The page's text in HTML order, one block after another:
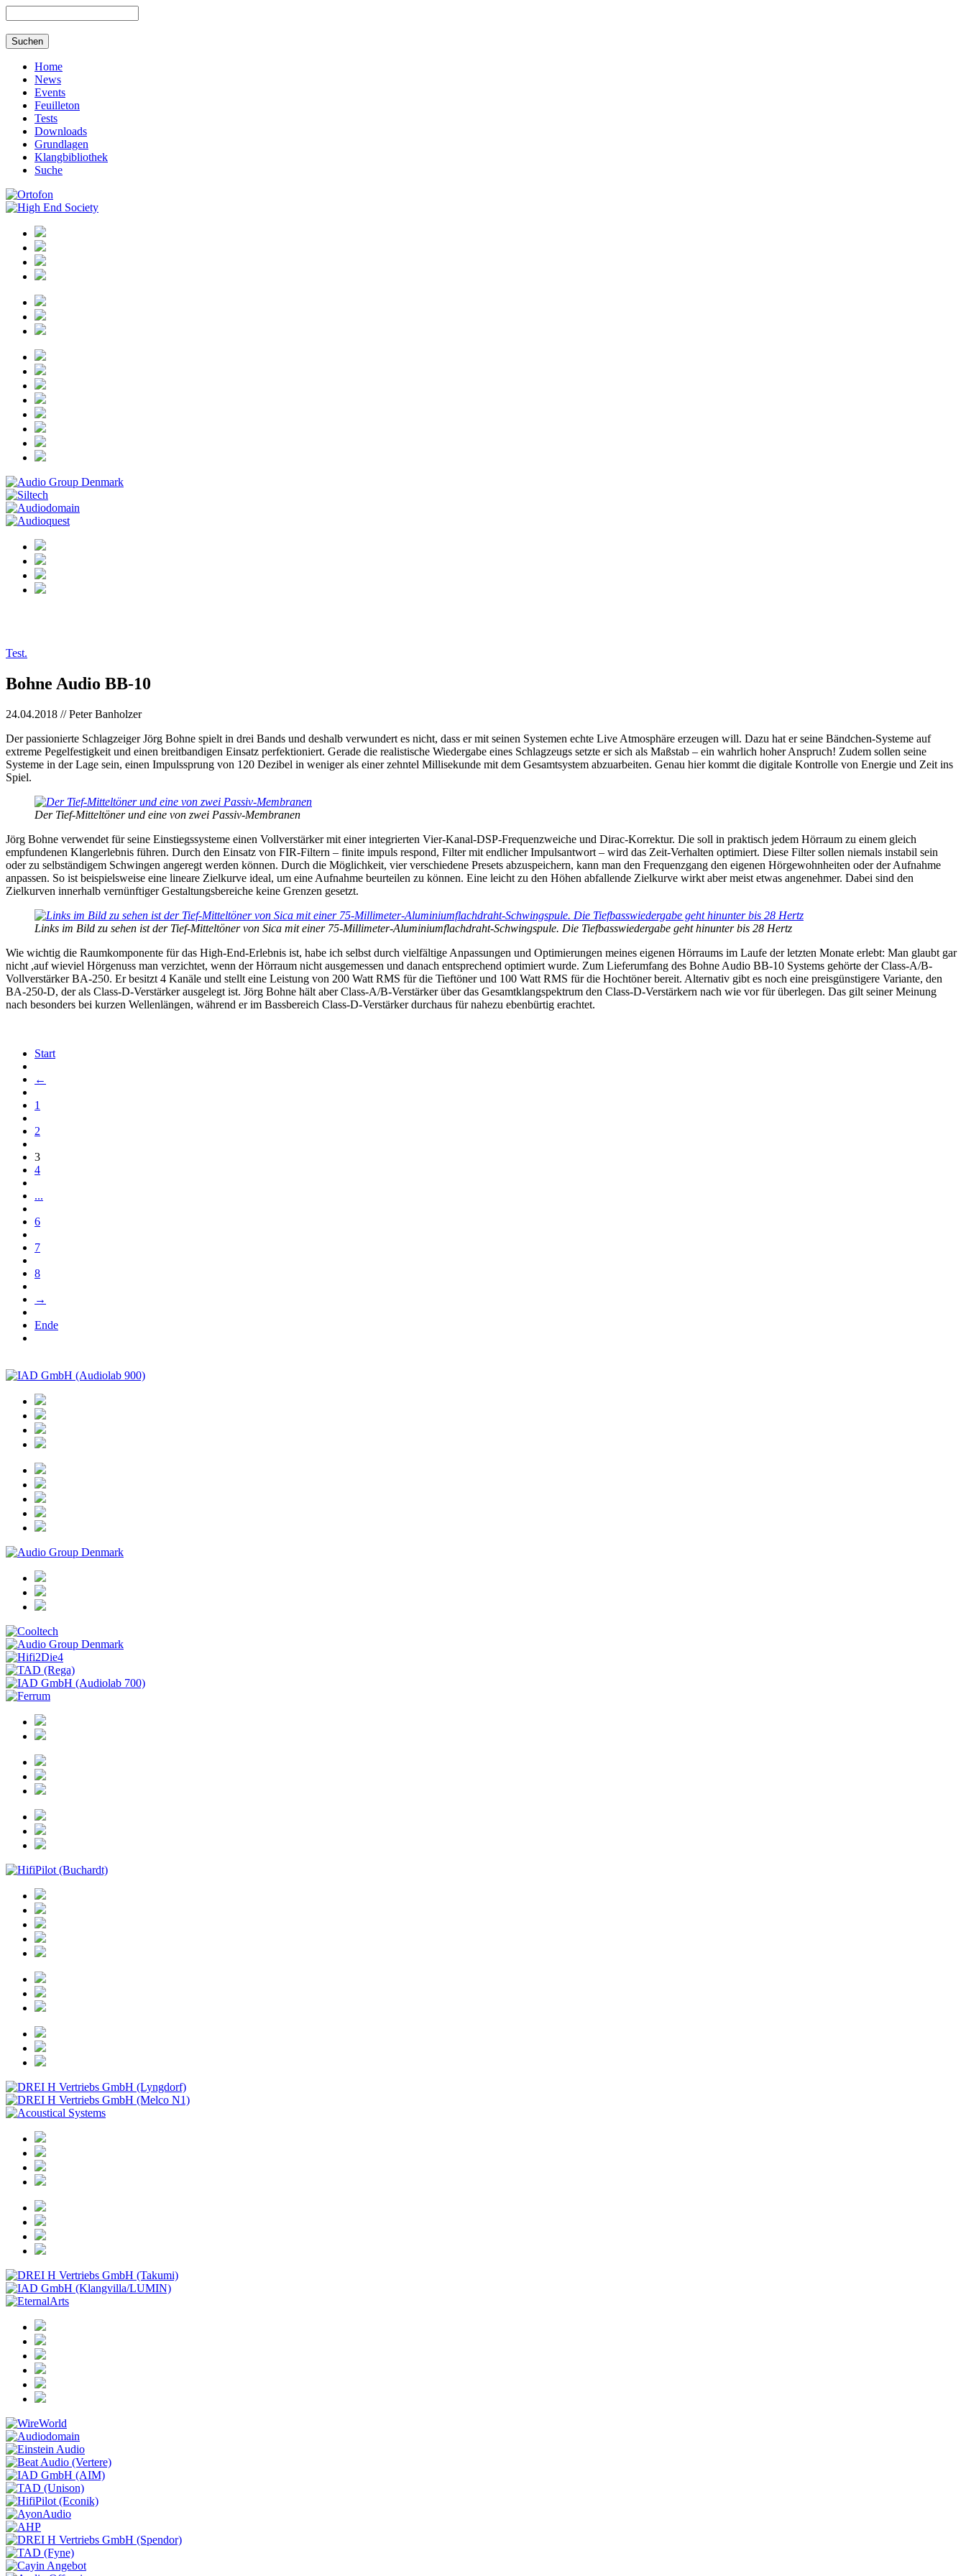
Home
News
Events
Feuilleton
Tests
Downloads
Grundlagen
Klangbibliothek
Suche
Test.
Bohne Audio BB-10
24.04.2018 // Peter Banholzer
Der passionierte Schlagzeiger Jörg Bohne spielt in drei Bands und deshalb verwundert es nicht, dass er mit seinen Systemen echte Live Atmosphäre erzeugen will. Dazu hat er seine Bändchen-Systeme auf
extreme Pegelfestigkeit und einen breitbandigen Einsatz perfektioniert. Gerade die realistische Wiedergabe eines Schlagzeugs setzte er sich als Maßstab – ein wahrlich hoher Anspruch! Zudem sollen seine
Systeme in der Lage sein, einen Impulssprung von 120 Dezibel in weniger als einer zehntel Millisekunde mit dem Gesamtsystem abzuarbeiten. Genau hier kommt die digitale Kontrolle von Energie und Zeit ins
Spiel.
Der Tief-Mitteltöner und eine von zwei Passiv-Membranen
Jörg Bohne verwendet für seine Einstiegssysteme einen Vollverstärker mit einer integrierten Vier-Kanal-DSP-Frequenzweiche und Dirac-Korrektur. Die soll in praktisch jedem Hörraum zu einem gleich
empfundenen Klangerlebnis führen. Durch den Einsatz von FIR-Filtern – finite impuls respond, Filter mit endlicher Impulsantwort – wird das Zeit-Verhalten optimiert. Diese Filter sollen niemals instabil sein
oder zu selbständigem Schwingen angeregt werden können. Durch die Möglichkeit, vier verschiedene Presets abzuspeichern, kann man den Frequenzgang den eigenen Hörgewohnheiten oder der Aufnahme
anpassen. So ist beispielsweise eine lineare Zielkurve ideal, um eine Aufnahme beurteilen zu können. Eine leicht zu den Höhen abfallende Zielkurve wirkt aber meist etwas angenehmer. Dabei sind den
Zielkurven innerhalb vernünftiger Gestaltungsbereiche keine Grenzen gesetzt.
Links im Bild zu sehen ist der Tief-Mitteltöner von Sica mit einer 75-Millimeter-Aluminiumflachdraht-Schwingspule. Die Tiefbasswiedergabe geht hinunter bis 28 Hertz
Wie wichtig die Raumkomponente für das High-End-Erlebnis ist, habe ich selbst durch vielfältige Anpassungen und Optimierungen meines eigenen Hörraums im Laufe der letzten Monate erlebt: Man glaubt gar
nicht ,auf wieviel Hörgenuss man verzichtet, wenn der Hörraum nicht ausgemessen und danach entsprechend optimiert wurde. Zum Lieferumfang des Bohne Audio BB-10 Systems gehörte der Class-A/B-
Vollverstärker BA-250. Er besitzt 4 Kanäle und stellt eine Leistung von 200 Watt RMS für die Tieftöner und 100 Watt RMS für die Hochtöner bereit. Alternativ gibt es noch eine preisgünstigere Variante, den
BA-250-D, der als Class-D-Verstärker ausgelegt ist. Jörg Bohne hält aber Class-A/B-Verstärker über das Gesamtklangspektrum den Class-D-Verstärkern nach wie vor für überlegen. Das gilt seiner Meinung
nach besonders bei kurzen Wellenlängen, während er im Bassbereich Class-D-Verstärker durchaus für nahezu ebenbürtig erachtet.
Start
←
1
2
3
4
...
6
7
8
→
Ende